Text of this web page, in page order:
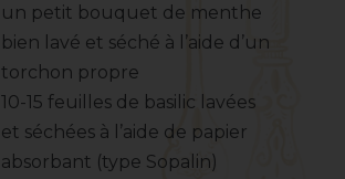
un petit bouquet de menthe
bien lavé et séché à l’aide d’un
torchon propre
10-15 feuilles de basilic lavées
et séchées à l’aide de papier
absorbant (type Sopalin)